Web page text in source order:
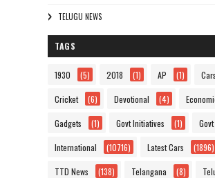
TELUGU NEWS
TAGS
1930 (5) 2018 (1) AP (1)
Cricket (6) Devotional (4)
Gadgets (1) Govt Initiatives (1)
International (10716) Latest Cars (1896)
TTD News (138) Telangana (8)